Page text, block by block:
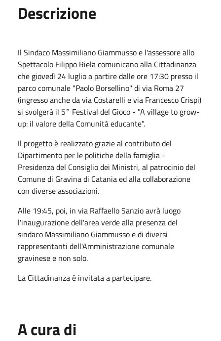
Descrizione
Il Sindaco Massimiliano Giammusso e l'assessore allo
Spettacolo Filippo Riela comunicano alla Cittadinanza
che giovedì 24 luglio a partire dalle ore 17:30 presso il
parco comunale "Paolo Borsellino" di via Roma 27
(ingresso anche da via Costarelli e via Francesco Crispi)
si svolgerà il 5° Festival del Gioco - "A village to grow-
up: il valore della Comunità educante".
Il progetto è realizzato grazie al contributo del
Dipartimento per le politiche della famiglia -
Presidenza del Consiglio dei Ministri, al patrocinio del
Comune di Gravina di Catania ed alla collaborazione
con diverse associazioni.
Alle 19:45, poi, in via Raffaello Sanzio avrà luogo
l'inaugurazione dell'area verde alla presenza del
sindaco Massimiliano Giammusso e di diversi
rappresentanti dell'Amministrazione comunale
gravinese e non solo.
La Cittadinanza è invitata a partecipare.
A cura di